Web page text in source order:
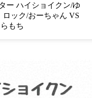
ー ハイショイクン/ゆ
ック/おーちゃん VS
もち